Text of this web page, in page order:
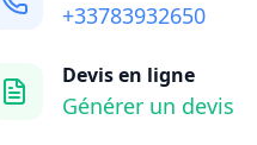
+33783932650
Devis en ligne
Générer un devis